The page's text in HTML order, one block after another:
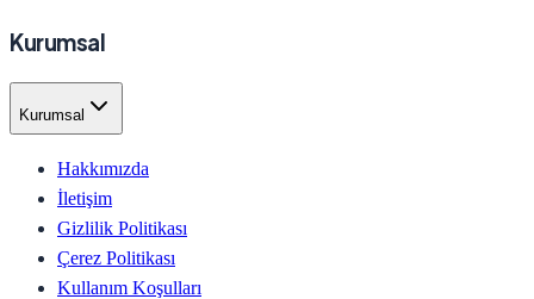
Kurumsal
Kurumsal
Hakkımızda
İletişim
Gizlilik Politikası
Çerez Politikası
Kullanım Koşulları